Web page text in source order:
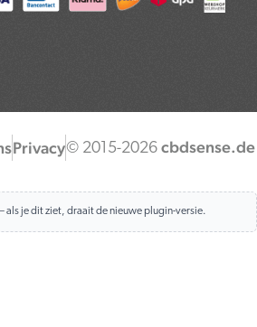
Privacy © 2015-2026cbdsense.de
je dit ziet, draait de nieuwe plugin-versie.